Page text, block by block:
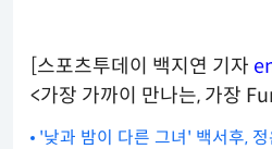
[스포츠투데이 백지연 기자
<가장 가까이 만나는, 가장
'낮과 밤이 다른 그녀' 백서후,